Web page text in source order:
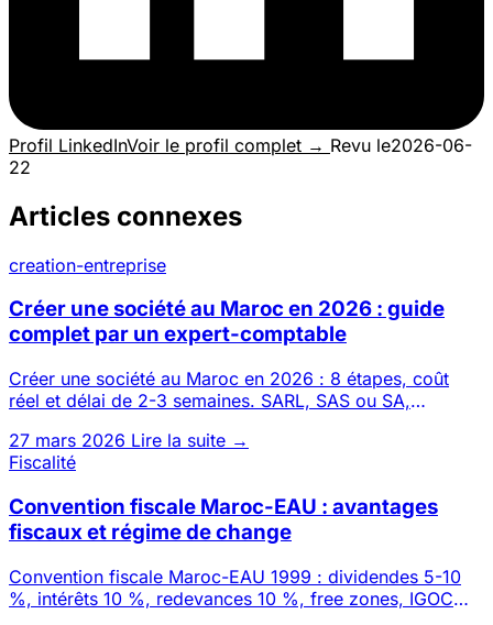
Profil LinkedInVoir le profil complet → Revu le2026-06-
22
Articles connexes
creation-entreprise
Créer une société au Maroc en 2026 : guide
complet par un expert-comptable
Créer une société au Maroc en 2026 : 8 étapes, coût
réel et délai de 2-3 semaines. SARL, SAS ou SA,
27 mars 2026 Lire la suite →
Fiscalité
Convention fiscale Maroc-EAU : avantages
fiscaux et régime de change
Convention fiscale Maroc-EAU 1999 : dividendes 5-10
%, intérêts 10 %, redevances 10 %, free zones, IGOC